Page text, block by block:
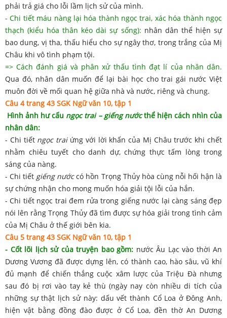
phải trả giá cho lỗi lầm lịch sử của mình.
- Chi tiết máu nàng lại hóa thành ngọc trai, xác hóa thành ngọc
thạch (kiểu hóa thân kéo dài sự sống): nhân dân thể hiện sự
bao dung, vị tha, thấu hiểu cho sự ngây thơ, trong trắng của Mị
Châu khi vô tình phạm tội.
=> Cách đánh giá và phân xử thấu tình đạt lí của nhân dân.
Qua đó, nhân dân muốn để lại bài học cho trai gái nước Việt
muôn đời về mối quan hệ giữa nhà và nước, riêng và chung.
Câu 4 trang 43 SGK Ngữ văn 10, tập 1
Hình ảnh hư cấu ngọc trai – giếng nướcthể hiện cách nhìn của
nhân dân:
- Chi tiết ngọc traiứng với lời khấn của Mị Châu trước khi chết
nhằm chiêu tuyết cho danh dự, chứng thực tấm lòng trong
sáng của nàng.
- Chi tiết giếng nướccó hồn Trọng Thủy hòa cùng nỗi hối hận là
sự chứng nhận cho mong muốn hóa giải tội lỗi của hắn.
- Chi tiết ngọc trai đem rửa trong giếng nước lại càng sáng đẹp
nói lên rằng Trọng Thủy đã tìm được sự hóa giải trong tình cảm
của Mị Châu ở thế giới bên kia.
Câu 5 trang 43 SGK Ngữ văn 10, tập 1
- Cốt lõi lịch sử của truyện bao gồm: nước Âu Lạc vào thời An
Dương Vương đã được dựng lên, có thành cao, hào sâu, vũ khí
đủ mạnh để chiến thắng cuộc xâm lược của Triệu Đà nhưng
sau đó bị rơi vào tay kẻ thù (ngày nay còn nhiều di tích của
những sự thật lịch sử này: dấu vết thành Cổ Loa ở Đông Anh,
hiện vật bằng đồng đào được ở Cổ Loa, đền thờ An Dương